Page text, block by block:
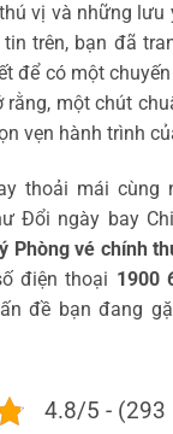
vị và những lưu
trên, bạn đã
để có một
rằng, một chút
vẹn hành trình
thoải mái cùng
Đổi ngày bay
Phòng vé chính
điện thoại 1900
đề bạn đang
4.8/5 - (293